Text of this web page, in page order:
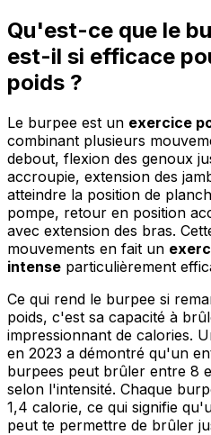
Qu'est-ce que le
est-il si efficace
poids ?
Le burpee est un exercice
combinant plusieurs
debout, flexion des genoux
accroupie, extension des
atteindre la position de
pompe, retour en position
avec extension des bras.
mouvements en fait un
intense particulièrement
Ce qui rend le burpee si
poids, c'est sa capacité à
impressionnant de calories.
en 2023 a démontré qu'un
burpees peut brûler entre 8
selon l'intensité. Chaque
1,4 calorie, ce qui signifie
peut te permettre de brûler